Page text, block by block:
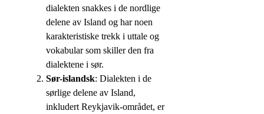
dialekten snakkes i de nordlige
delene av Island og har noen
karakteristiske trekk i uttale og
vokabular som skiller den fra
dialektene i sør.
Sør-islandsk: Dialekten i de
sørlige delene av Island,
inkludert Reykjavik-området, er